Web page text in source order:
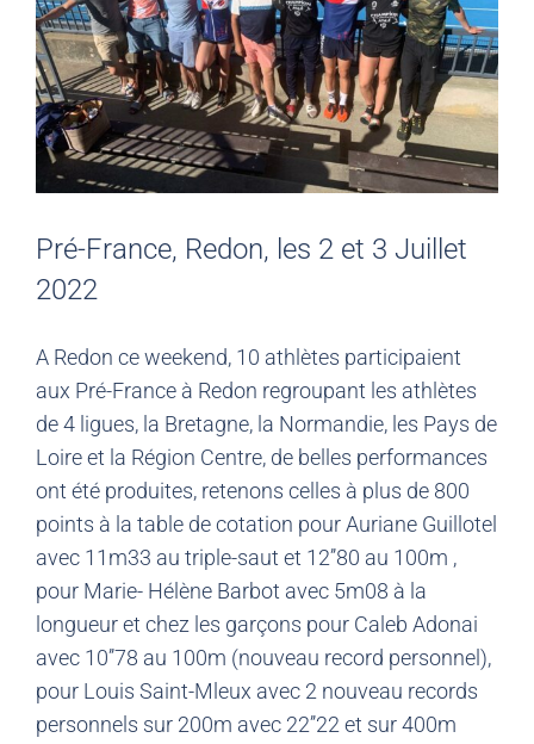
Pré-France, Redon, les 2 et 3 Juillet
2022
A Redon ce weekend, 10 athlètes participaient
aux Pré-France à Redon regroupant les athlètes
de 4 ligues, la Bretagne, la Normandie, les Pays de
Loire et la Région Centre, de belles performances
ont été produites, retenons celles à plus de 800
points à la table de cotation pour Auriane Guillotel
avec 11m33 au triple-saut et 12’’80 au 100m ,
pour Marie- Hélène Barbot avec 5m08 à la
longueur et chez les garçons pour Caleb Adonai
avec 10’’78 au 100m (nouveau record personnel),
pour Louis Saint-Mleux avec 2 nouveau records
personnels sur 200m avec 22’’22 et sur 400m